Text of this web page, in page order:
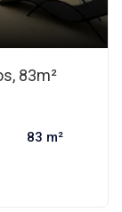
83m²
83 m²